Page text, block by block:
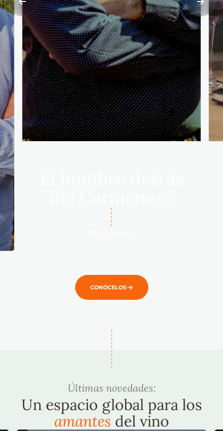
CONÓCELOS
Últimas novedades:
Un espacio global para los
amantes del vino